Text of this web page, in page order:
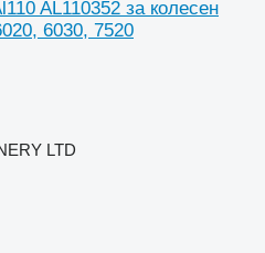
AL110352 за колесен
6030, 7520
LTD